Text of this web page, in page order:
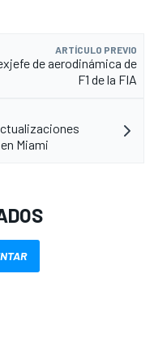
ARTÍCULO PREVIO
de aerodinámica de
F1 de la FIA
Miami